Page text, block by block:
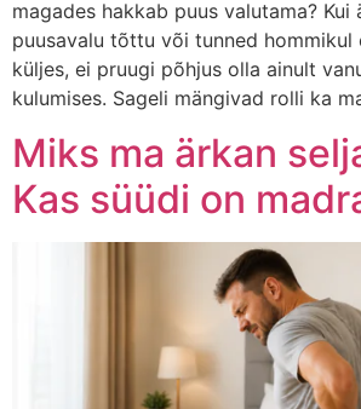
magades hakkab puus valutama? Kui
puusavalu tõttu või tunned hommikul
küljes, ei pruugi põhjus olla ainult
kulumises. Sageli mängivad rolli ka
Miks ma ärkan
Kas süüdi on